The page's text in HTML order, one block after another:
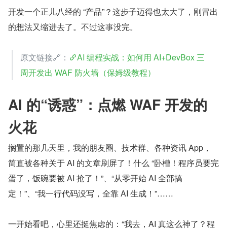
开发一个正儿八经的 “产品”？这步子迈得也太大了，刚冒出
的想法又缩进去了。不过这事没完。
原文链接🔗：
AI 编程实战：如何用 AI+DevBox 三
周开发出 WAF 防火墙（保姆级教程）
AI 的“诱惑”：点燃 WAF 开发的
火花
搁置的那几天里，我的朋友圈、技术群、各种资讯 App，
简直被各种关于 AI 的文章刷屏了！什么 “卧槽！程序员要完
蛋了，饭碗要被 AI 抢了！”、“从零开始 AI 全部搞
定！”、“我一行代码没写，全靠 AI 生成！”……
一开始看吧，心里还挺焦虑的：“我去，AI 真这么神了？程